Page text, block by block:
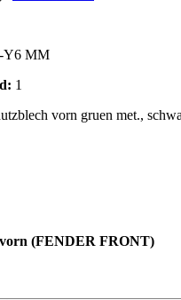
Y6 MM
1
vorn (FENDER FRONT)